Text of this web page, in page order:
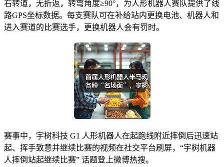
右转道，无折返，转弯角度≥90°，为人形机器人赛队提供了线
路GPS坐标数据。每支赛队可在补给站内更换电池、机器人和
进入赛道的比赛选手，更换机器人会有罚时。
赛事中，宇树科技 G1 人形机器人在起跑线附近摔倒后迅速站
起、挥手致意并继续比赛的视频在社交平台刷屏，“宇树机器
人摔倒站起继续比赛” 话题登上微博热搜。